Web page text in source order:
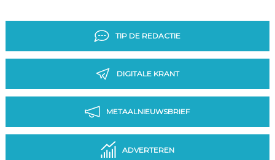
TIP DE REDACTIE
DIGITALE KRANT
METAALNIEUWSBRIEF
ADVERTEREN